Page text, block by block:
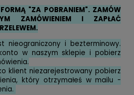
"ZA POBRANIEM". ZAMÓW
ZAMÓWIENIEM I ZAPŁAĆ
nieograniczony i bezterminowy.
w naszym sklepie i pobierz
klient niezarejestrowany pobierz
który otrzymałeś w mailu -